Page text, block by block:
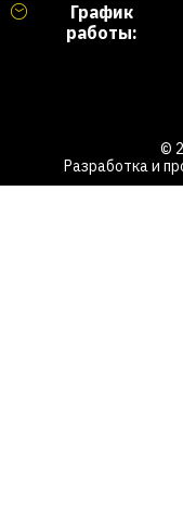
График
работы:
©
Разработка и